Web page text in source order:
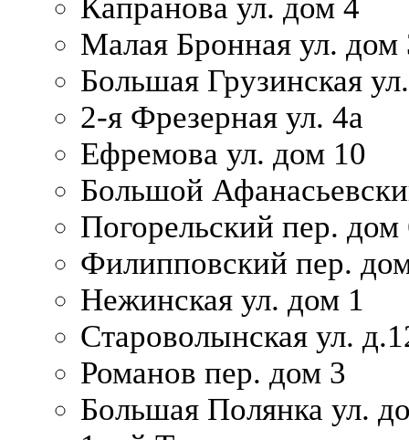
Капранова ул. дом 4
Малая Бронная ул. дом
Большая Грузинская
2-я Фрезерная ул. 4а
Ефремова ул. дом 10
Большой
Погорельский пер. дом
Филипповский пер.
Нежинская ул. дом 1
Староволынская ул.
Романов пер. дом 3
Большая Полянка ул.